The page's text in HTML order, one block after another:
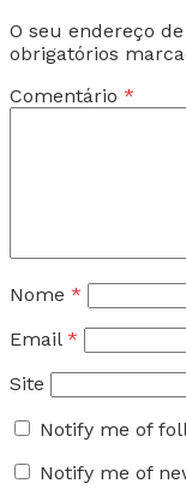
O seu endereço
obrigatórios
Comentário *
Nome *
Email *
Site
Notify me of
Notify me of